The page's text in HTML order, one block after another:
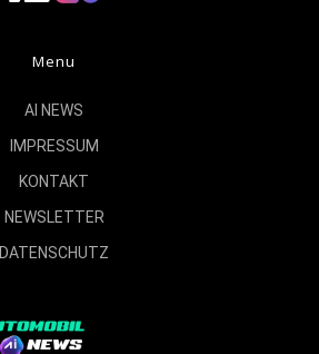
Menu
AI NEWS
IMPRESSUM
KONTAKT
NEWSLETTER
DATENSCHUTZ